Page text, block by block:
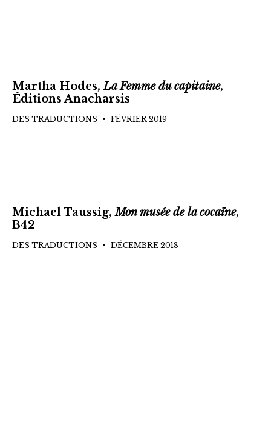
DES TRADUCTIONS FÉVRIER 2019
Martha Hodes,La Femme du capitaine,
Éditions Anacharsis
DES TRADUCTIONS DÉCEMBRE 2018
Michael Taussig,Mon musée de la cocaïne,
B42